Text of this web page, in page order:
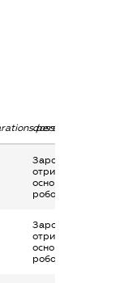
Заробітна плата
отримана за
основним місцем
роботи
Заробітна плата
отримана за
основним місцем
роботи